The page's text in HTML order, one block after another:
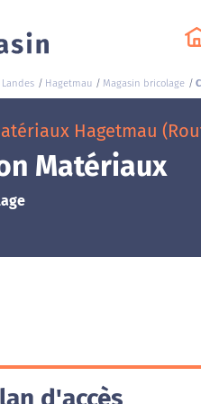
Landes Hagetmau Magasin bricolage
Hagetmau
Matériaux